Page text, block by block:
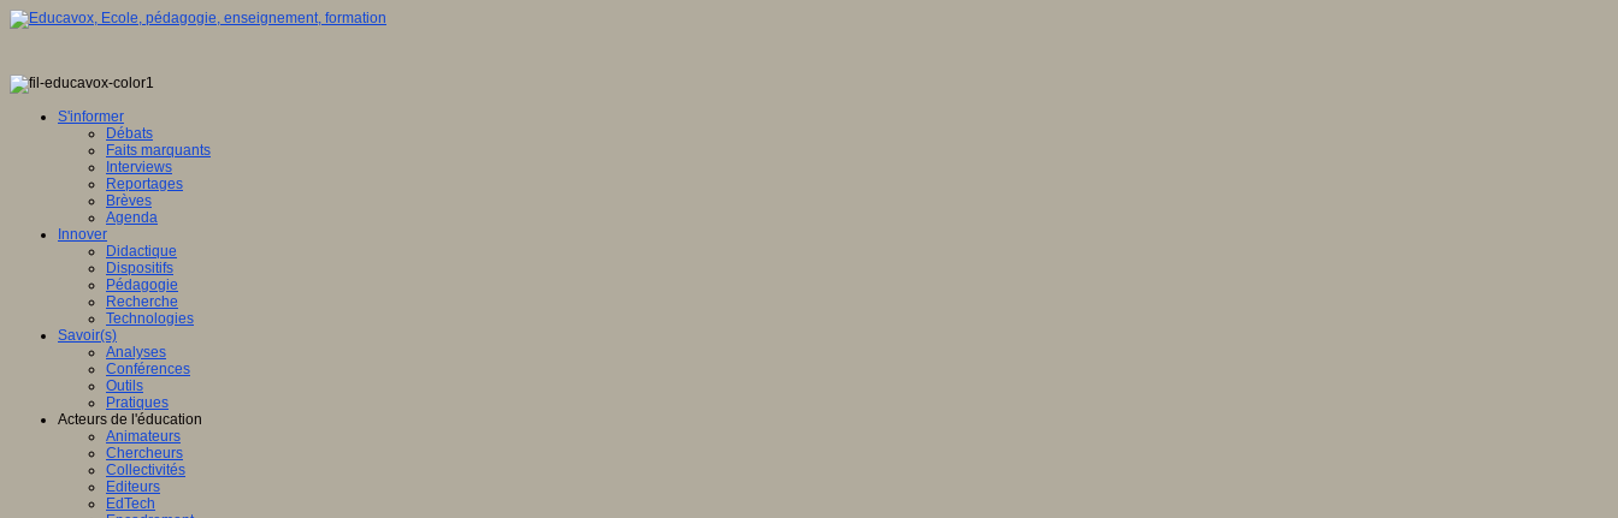
S'informer
Débats
Faits marquants
Interviews
Reportages
Brèves
Agenda
Innover
Didactique
Dispositifs
Pédagogie
Recherche
Technologies
Savoir(s)
Analyses
Conférences
Outils
Pratiques
Acteurs de l'éducation
Animateurs
Chercheurs
Collectivités
Editeurs
EdTech